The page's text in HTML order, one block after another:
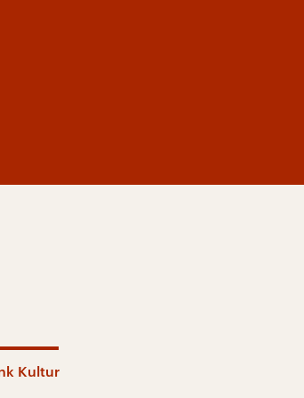
Kultur